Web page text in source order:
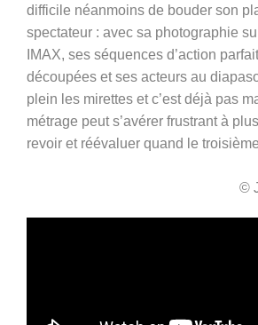
difficile néanmoins de bouder son
spectateur : avec sa photographie
IMAX, ses séquences d’action
découpées et ses acteurs au
plein les mirettes et c’est déjà pas
métrage peut s’avérer frustrant à
revoir et réévaluer quand le
©